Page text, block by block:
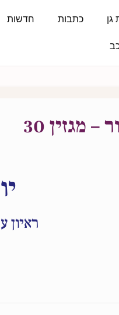
גן כתבות חדשות
מגזין 30
ראיון